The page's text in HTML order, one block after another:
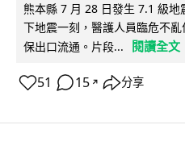
熊本縣 7 月 28 日發生 7.1 級
下地震一刻，醫護人員臨危不
保出口流通。片段...
閱讀全文
51 15 ↗ 分享